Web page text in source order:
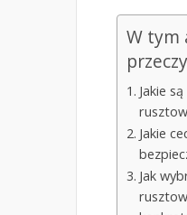
W tym
Jakie
Jakie
Jak